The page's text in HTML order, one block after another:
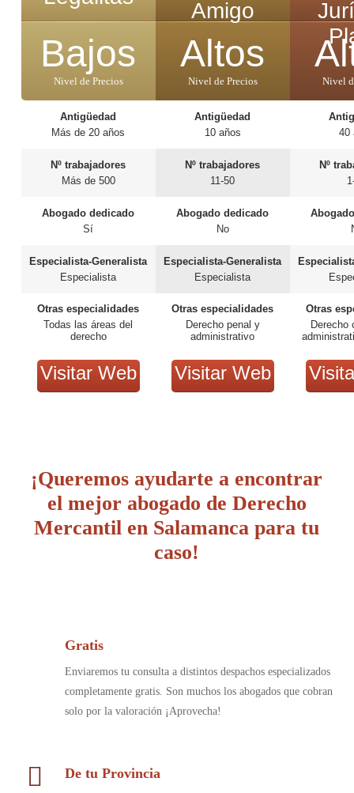
Bajos
Nivel de Precios
Antigüedad
Más de 20 años
Nº trabajadores
Más de 500
Abogado dedicado
Sí
Especialista-Generalista
Especialista
Otras especialidades
Todas las áreas del
derecho
Visitar Web
Amigo
Altos
Nivel de Precios
Antigüedad
10 años
Nº trabajadores
11-50
Abogado dedicado
No
Especialista-Generalista
Especialista
Otras especialidades
Derecho penal y
administrativo
Visitar Web
Nivel
40
Nº
Otras
Derecho
¡Queremos ayudarte a encontrar
el mejor abogado de Derecho
Mercantil en Salamanca para tu
caso!
Gratis
Enviaremos tu consulta a distintos despachos especializados
completamente gratis. Son muchos los abogados que cobran
solo por la valoración ¡Aprovecha!
De tu Provincia